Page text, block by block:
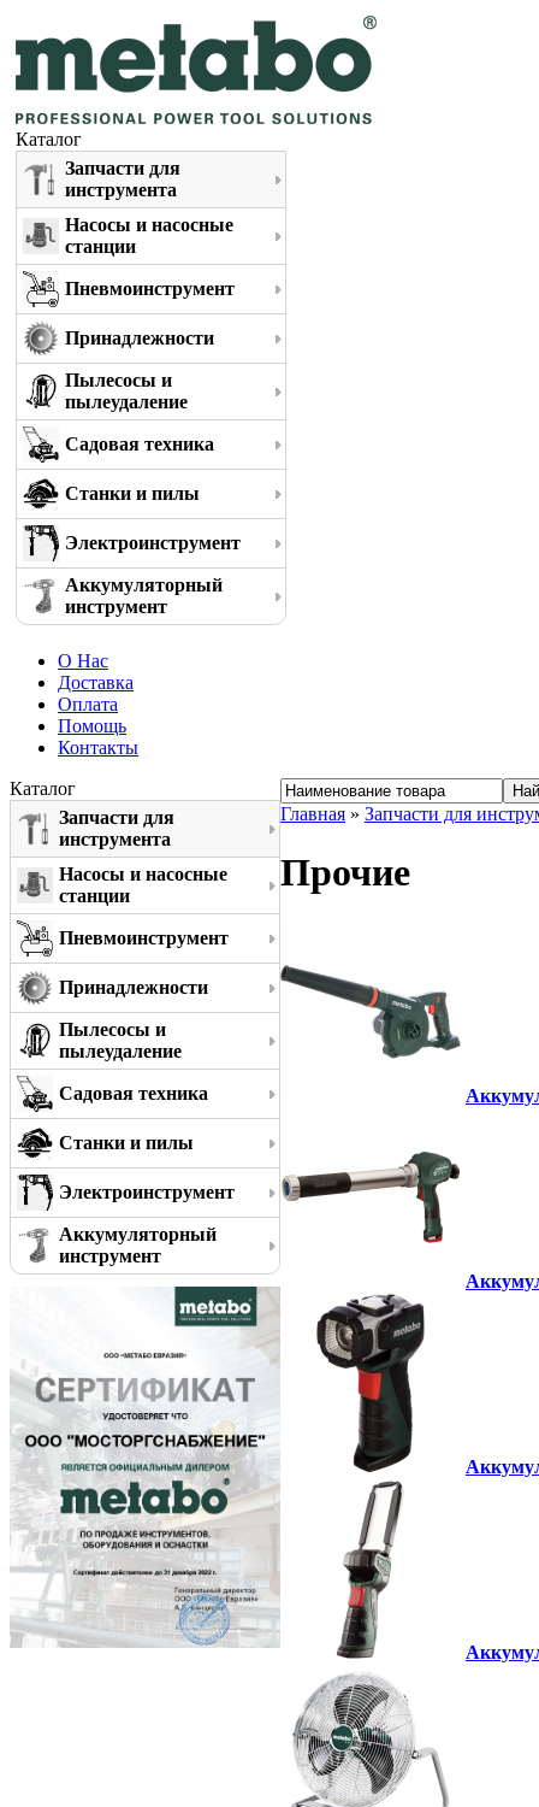
Каталог
Запчасти для
инструмента
Насосы и насосные
станции
Пневмоинструмент
Принадлежности
Пылесосы и
пылеудаление
Садовая техника
Станки и пилы
Электроинструмент
Аккумуляторный
инструмент
О Нас
Доставка
Оплата
Помощь
Контакты
Каталог
Запчасти для
инструмента
Насосы и насосные
станции
Пневмоинструмент
Принадлежности
Пылесосы и
пылеудаление
Садовая техника
Станки и пилы
Электроинструмент
Аккумуляторный
инструмент
Главная » Запчасти для
Прочие